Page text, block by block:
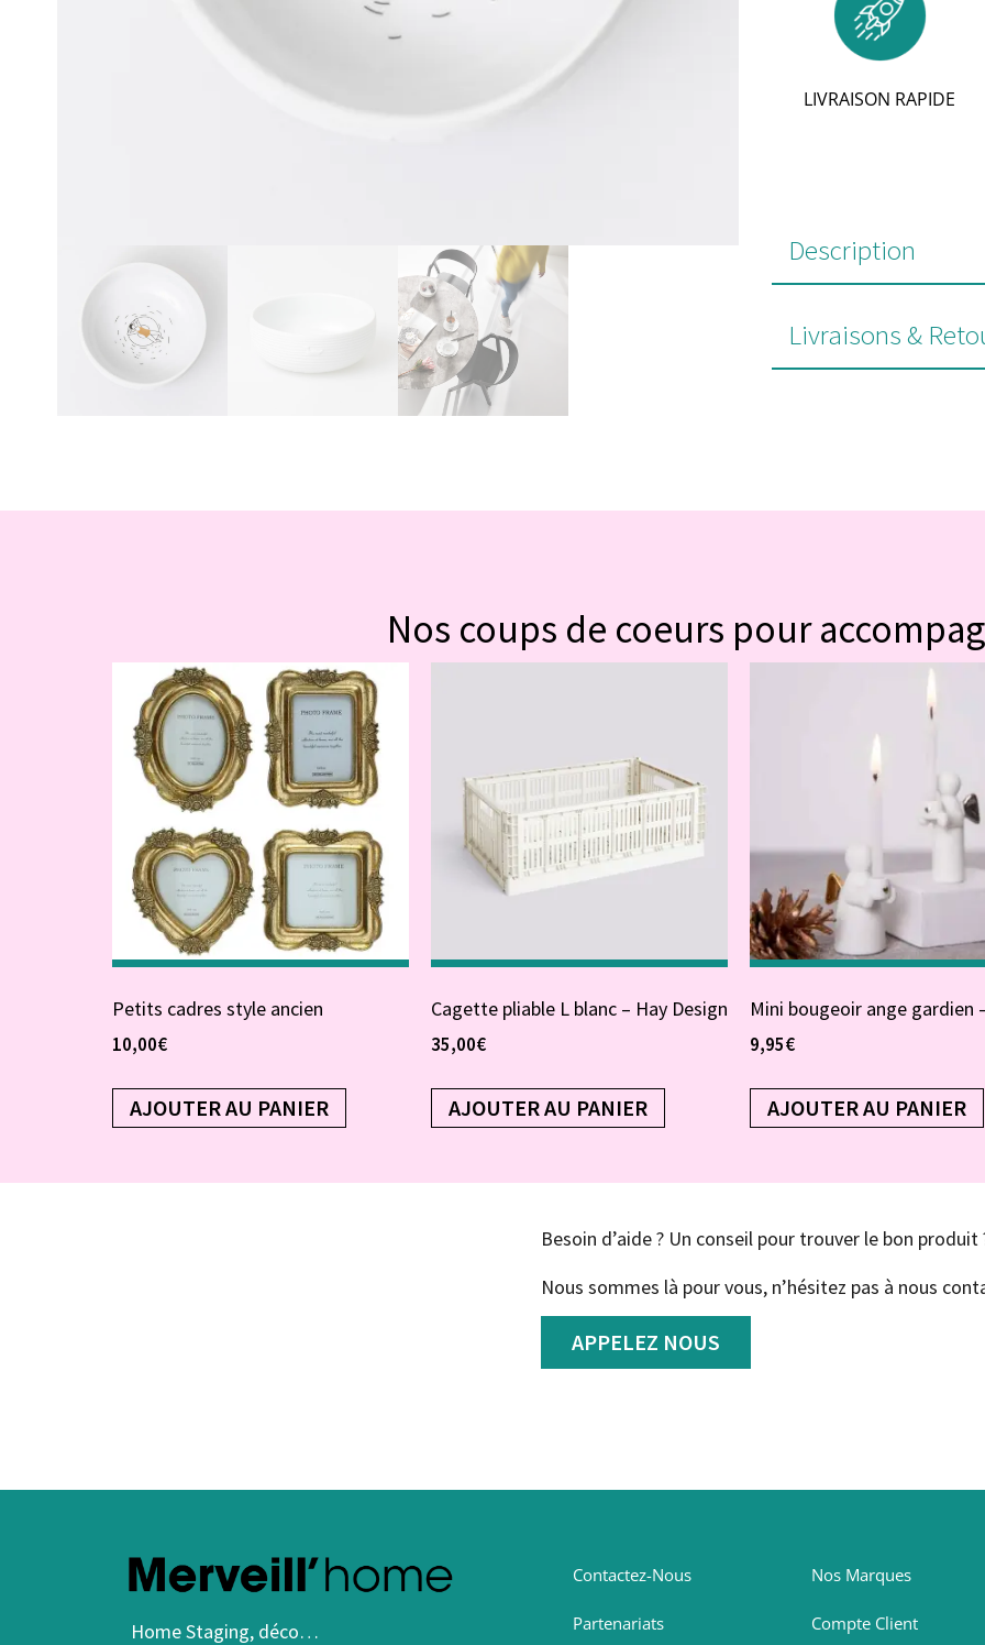
LIVRAISON RAPIDE
Description
Livraisons &
Nos coups de coeurs pour
Petits cadres style ancien
10,00€
AJOUTER AU PANIER
Cagette pliable L blanc – Hay Design
35,00€
AJOUTER AU PANIER
Mini bougeoir ange gardien
9,95€
AJOUTER AU PANIER
Besoin d’aide ? Un conseil pour trouver le bon produit
Nous sommes là pour vous, n’hésitez pas à nous
APPELEZ NOUS
Home Staging, déco…
Contactez-Nous
Partenariats
Nos Marques
Compte Client